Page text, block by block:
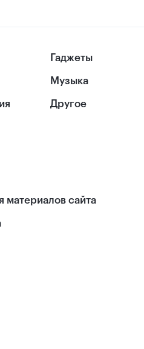
Гаджеты
Музыка
Другое
материалов сайта